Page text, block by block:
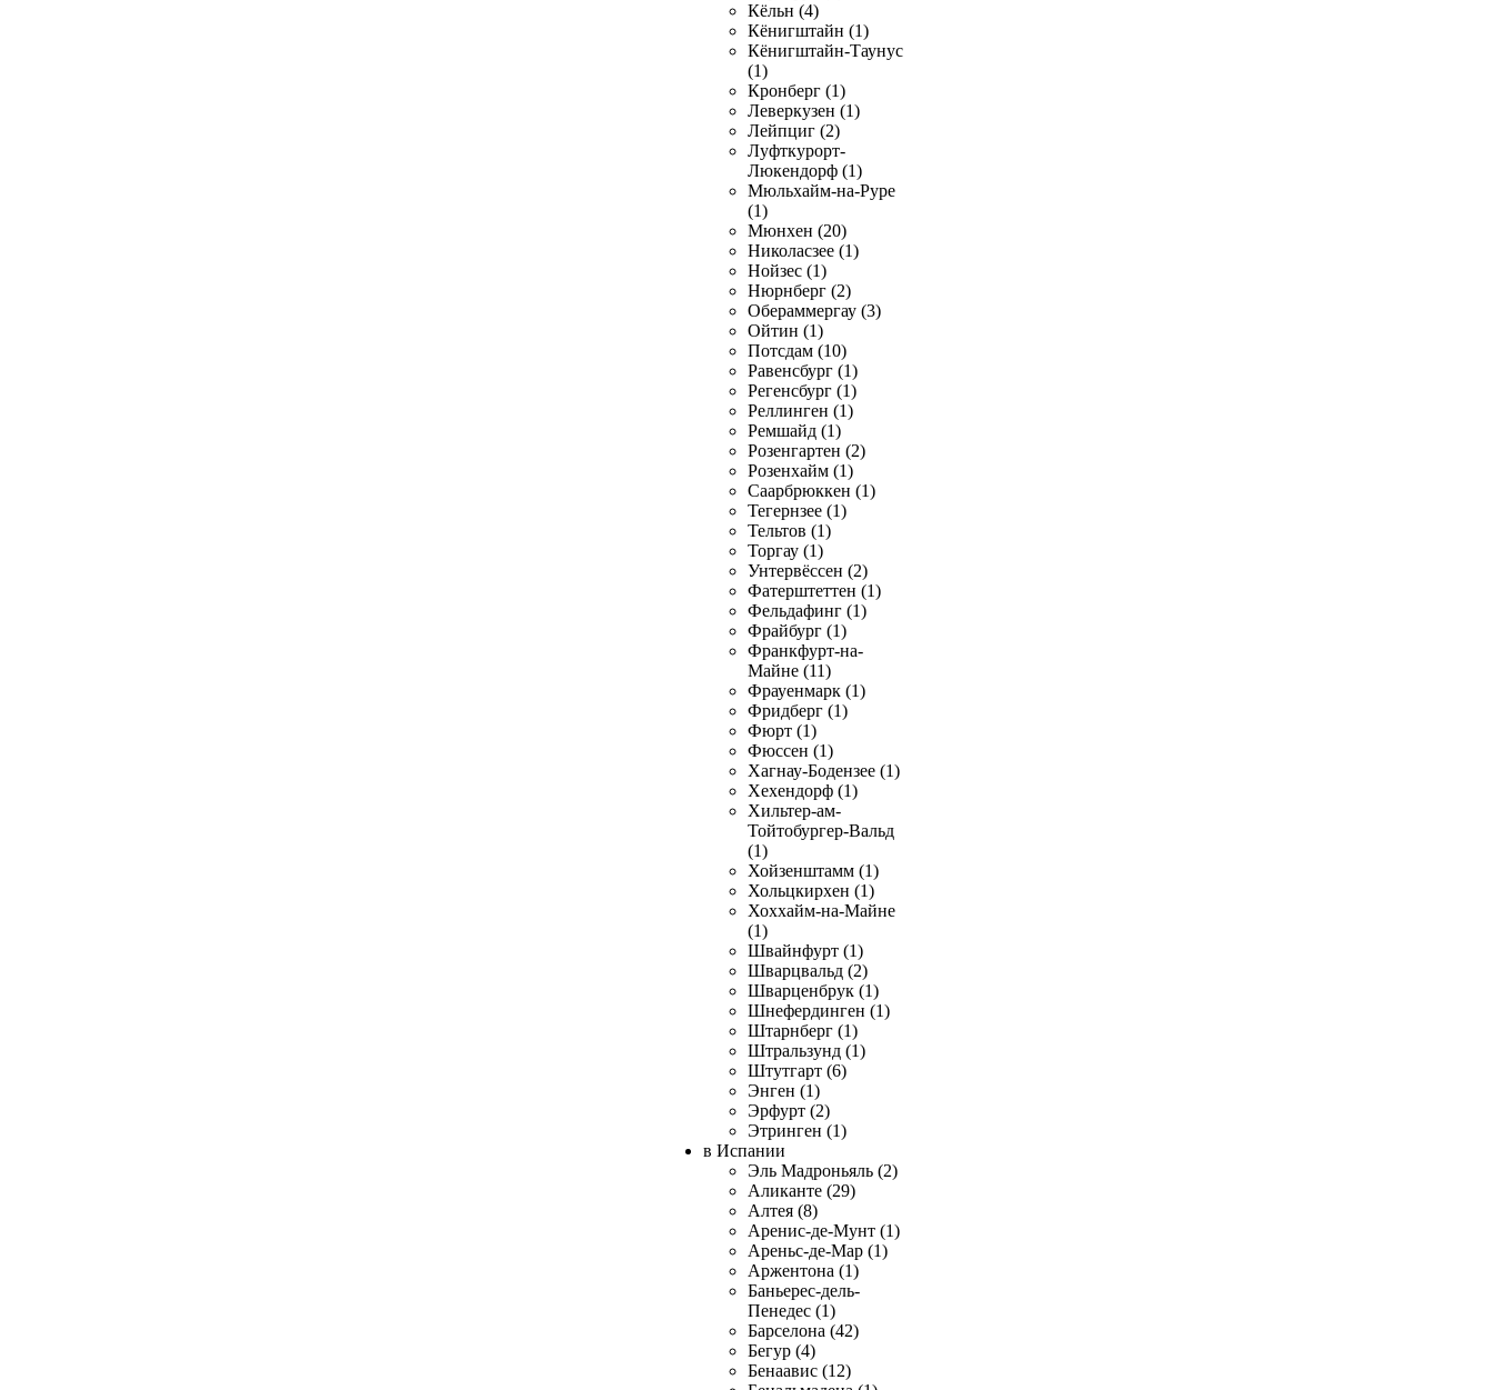
Кёльн (4)
Кёнигштайн (1)
Кёнигштайн-Таунус
(1)
Кронберг (1)
Леверкузен (1)
Лейпциг (2)
Луфткурорт-
Люкендорф (1)
Мюльхайм-на-Руре
(1)
Мюнхен (20)
Николасзее (1)
Нойзес (1)
Нюрнберг (2)
Обераммергау (3)
Ойтин (1)
Потсдам (10)
Равенсбург (1)
Регенсбург (1)
Реллинген (1)
Ремшайд (1)
Розенгартен (2)
Розенхайм (1)
Саарбрюккен (1)
Тегернзее (1)
Тельтов (1)
Торгау (1)
Унтервёссен (2)
Фатерштеттен (1)
Фельдафинг (1)
Фрайбург (1)
Франкфурт-на-
Майне (11)
Фрауенмарк (1)
Фридберг (1)
Фюрт (1)
Фюссен (1)
Хагнау-Бодензее (1)
Хехендорф (1)
Хильтер-ам-
Тойтобургер-Вальд
(1)
Хойзенштамм (1)
Хольцкирхен (1)
Хоххайм-на-Майне
(1)
Швайнфурт (1)
Шварцвальд (2)
Шварценбрук (1)
Шнефердинген (1)
Штарнберг (1)
Штральзунд (1)
Штутгарт (6)
Энген (1)
Эрфурт (2)
Этринген (1)
в Испании
Эль Мадроньяль (2)
Аликанте (29)
Алтея (8)
Аренис-де-Мунт (1)
Ареньс-де-Мар (1)
Аржентона (1)
Баньерес-дель-
Пенедес (1)
Барселона (42)
Бегур (4)
Бенаавис (12)